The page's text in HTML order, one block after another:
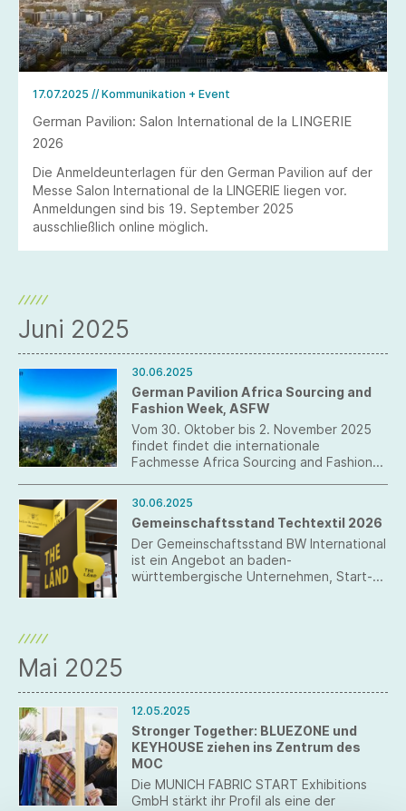
17.07.2025 // Kommunikation + Event
German Pavilion: Salon International de la LINGERIE
2026
Die Anmeldeunterlagen für den German Pavilion auf der
Messe Salon International de la LINGERIE liegen vor.
Anmeldungen sind bis 19. September 2025
ausschließlich online möglich.
Juni 2025
30.06.2025
German Pavilion Africa Sourcing and
Fashion Week, ASFW
Vom 30. Oktober bis 2. November 2025
findet findet die internationale
Fachmesse Africa Sourcing and Fashion
Pavilion sind jetzt möglich.
30.06.2025
Gemeinschaftsstand Techtextil 2026
Der Gemeinschaftsstand BW International
ist ein Angebot an baden-
württembergische Unternehmen, Start-
Mai 2025
12.05.2025
Stronger Together: BLUEZONE und
KEYHOUSE ziehen ins Zentrum des
MOC
Die MUNICH FABRIC START Exhibitions
GmbH stärkt ihr Profil als eine der